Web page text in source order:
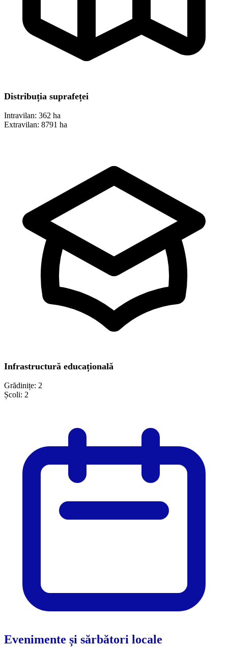
Distribuția suprafeței
Intravilan: 362 ha
Extravilan: 8791 ha
Infrastructură educațională
Grădinițe: 2
Școli: 2
Evenimente și sărbători locale